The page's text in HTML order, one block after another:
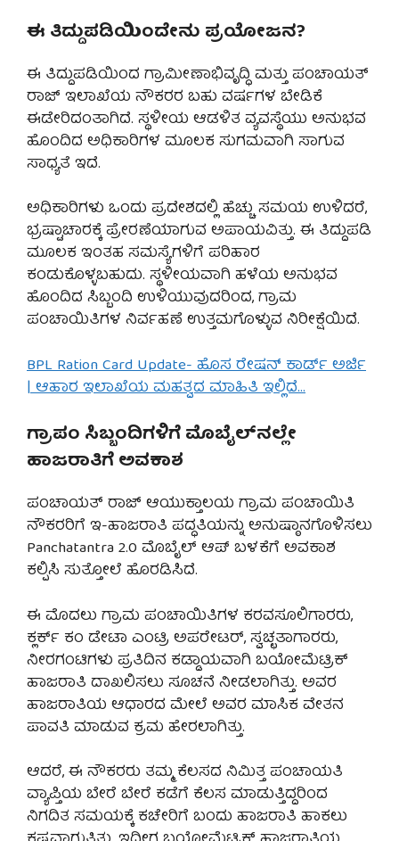
ಈ ತಿದ್ದುಪಡಿಯಿಂದೇನು ಪ್ರಯೋಜನ?
ಈ ತಿದ್ದುಪಡಿಯಿಂದ ಗ್ರಾಮೀಣಾಭಿವೃದ್ಧಿ ಮತ್ತು ಪಂಚಾಯತ್
ರಾಜ್ ಇಲಾಖೆಯ ನೌಕರರ ಬಹು ವರ್ಷಗಳ ಬೇಡಿಕೆ
ಈಡೇರಿದಂತಾಗಿದೆ. ಸ್ಥಳೀಯ ಆಡಳಿತ ವ್ಯವಸ್ಥೆಯು ಅನುಭವ
ಹೊಂದಿದ ಅಧಿಕಾರಿಗಳ ಮೂಲಕ ಸುಗಮವಾಗಿ ಸಾಗುವ
ಸಾಧ್ಯತೆ ಇದೆ.
ಅಧಿಕಾರಿಗಳು ಒಂದು ಪ್ರದೇಶದಲ್ಲಿ ಹೆಚ್ಚು ಸಮಯ ಉಳಿದರೆ,
ಭ್ರಷ್ಟಾಚಾರಕ್ಕೆ ಪ್ರೇರಣೆಯಾಗುವ ಅಪಾಯವಿತ್ತು. ಈ ತಿದ್ದುಪಡಿ
ಮೂಲಕ ಇಂತಹ ಸಮಸ್ಯೆಗಳಿಗೆ ಪರಿಹಾರ
ಕಂಡುಕೊಳ್ಳಬಹುದು. ಸ್ಥಳೀಯವಾಗಿ ಹಳೆಯ ಅನುಭವ
ಹೊಂದಿದ ಸಿಬ್ಬಂದಿ ಉಳಿಯುವುದರಿಂದ, ಗ್ರಾಮ
ಪಂಚಾಯಿತಿಗಳ ನಿರ್ವಹಣೆ ಉತ್ತಮಗೊಳ್ಳುವ ನಿರೀಕ್ಷೆಯಿದೆ.
BPL Ration Card Update- ಹೊಸ ರೇಷನ್ ಕಾರ್ಡ್ ಅರ್ಜಿ
| ಆಹಾರ ಇಲಾಖೆಯ ಮಹತ್ವದ ಮಾಹಿತಿ ಇಲ್ಲಿದೆ…
ಗ್ರಾಪಂ ಸಿಬ್ಬಂದಿಗಳಿಗೆ ಮೊಬೈಲ್‌ನಲ್ಲೇ
ಹಾಜರಾತಿಗೆ ಅವಕಾಶ
ಪಂಚಾಯತ್ ರಾಜ್ ಆಯುಕ್ತಾಲಯ ಗ್ರಾಮ ಪಂಚಾಯಿತಿ
ನೌಕರರಿಗೆ ಇ-ಹಾಜರಾತಿ ಪದ್ಧತಿಯನ್ನು ಅನುಷ್ಠಾನಗೊಳಿಸಲು
Panchatantra 2.0 ಮೊಬೈಲ್ ಆಪ್ ಬಳಕೆಗೆ ಅವಕಾಶ
ಕಲ್ಪಿಸಿ ಸುತ್ತೋಲೆ ಹೊರಡಿಸಿದೆ.
ಈ ಮೊದಲು ಗ್ರಾಮ ಪಂಚಾಯಿತಿಗಳ ಕರವಸೂಲಿಗಾರರು,
ಕ್ಲರ್ಕ್ ಕಂ ಡೇಟಾ ಎಂಟ್ರಿ ಅಪರೇಟರ್, ಸ್ವಚ್ಛತಾಗಾರರು,
ನೀರಗಂಟಿಗಳು ಪ್ರತಿದಿನ ಕಡ್ಡಾಯವಾಗಿ ಬಯೋಮೆಟ್ರಿಕ್
ಹಾಜರಾತಿ ದಾಖಲಿಸಲು ಸೂಚನೆ ನೀಡಲಾಗಿತ್ತು. ಅವರ
ಹಾಜರಾತಿಯ ಆಧಾರದ ಮೇಲೆ ಅವರ ಮಾಸಿಕ ವೇತನ
ಪಾವತಿ ಮಾಡುವ ಕ್ರಮ ಹೇರಲಾಗಿತ್ತು.
ಆದರೆ, ಈ ನೌಕರರು ತಮ್ಮ ಕೆಲಸದ ನಿಮಿತ್ತ ಪಂಚಾಯತಿ
ವ್ಯಾಪ್ತಿಯ ಬೇರೆ ಬೇರೆ ಕಡೆಗೆ ಕೆಲಸ ಮಾಡುತ್ತಿದ್ದರಿಂದ
ನಿಗದಿತ ಸಮಯಕ್ಕೆ ಕಚೇರಿಗೆ ಬಂದು ಹಾಜರಾತಿ ಹಾಕಲು